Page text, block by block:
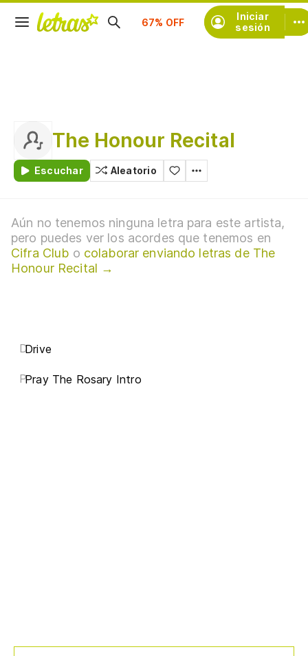
Iniciar
sesión
Suscríbete
The Honour Recital
Escuchar Aleatorio
Aún no tenemos ninguna letra para este artista,
pero puedes ver los acordes que tenemos en
Cifra Club o colaborar enviando letras de The
Honour Recital →
DDrive
PPray The Rosary Intro